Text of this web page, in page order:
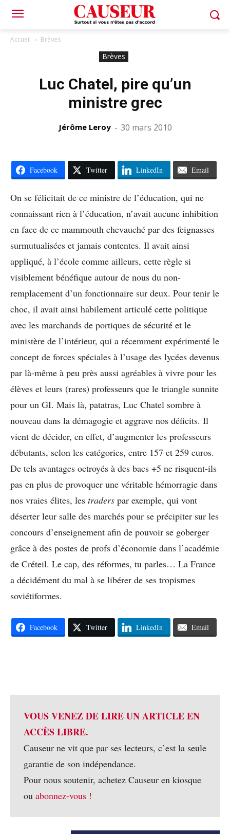
Accueil Brèves
Brèves
Luc Chatel, pire qu’un
ministre grec
Jérôme Leroy - 30 mars 2010
Facebook Twitter LinkedIn Email
On se félicitait de ce ministre de l’éducation, qui ne
connaissant rien à l’éducation, n’avait aucune inhibition
en face de ce mammouth chevauché par des feignasses
surmutualisées et jamais contentes. Il avait ainsi
appliqué, à l’école comme ailleurs, cette règle si
visiblement bénéfique autour de nous du non-
remplacement d’un fonctionnaire sur deux. Pour tenir le
choc, il avait ainsi habilement articulé cette politique
avec les marchands de portiques de sécurité et le
ministère de l’intérieur, qui a récemment expérimenté le
concept de forces spéciales à l’usage des lycées devenus
par là-même à peu près aussi agréables à vivre pour les
élèves et leurs (rares) professeurs que le triangle sunnite
pour un GI. Mais là, patatras, Luc Chatel sombre à
nouveau dans la démagogie et aggrave nos déficits. Il
vient de décider, en effet, d’augmenter les professeurs
débutants, selon les catégories, entre 157 et 259 euros.
De tels avantages octroyés à des bacs +5 ne risquent-ils
pas en plus de provoquer une véritable hémorragie dans
nos vraies élites, les traders par exemple, qui vont
déserter leur salle des marchés pour se précipiter sur les
concours d’enseignement afin de pouvoir se goberger
grâce à des postes de profs d’économie dans l’académie
de Créteil. Le cap, des réformes, tu parles… La France
a décidément du mal à se libérer de ses tropismes
soviétiformes.
Facebook Twitter LinkedIn Email
VOUS VENEZ DE LIRE UN ARTICLE EN
ACCÈS LIBRE.
Causeur ne vit que par ses lecteurs, c’est la seule
garantie de son indépendance.
Pour nous soutenir, achetez Causeur en kiosque
ou abonnez-vous !